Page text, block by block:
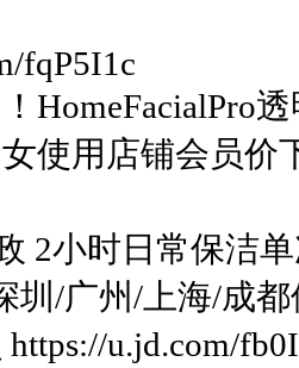
fqP5I1c
HomeFacialPro
使用店铺会员价
2小时日常保洁
圳/广州/上海/成都
u.jd.com/